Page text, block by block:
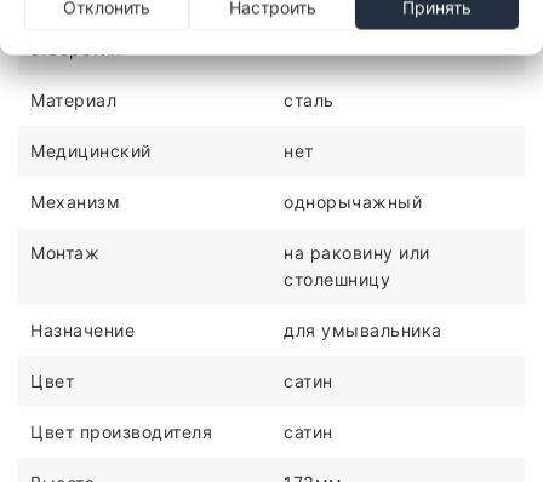
Материал сталь
Медицинский нет
Механизм однорычажный
Монтаж
на раковину или
столешницу
Назначение для умывальника
Цвет сатин
Цвет производителя сатин
Отклонить Настроить Принять